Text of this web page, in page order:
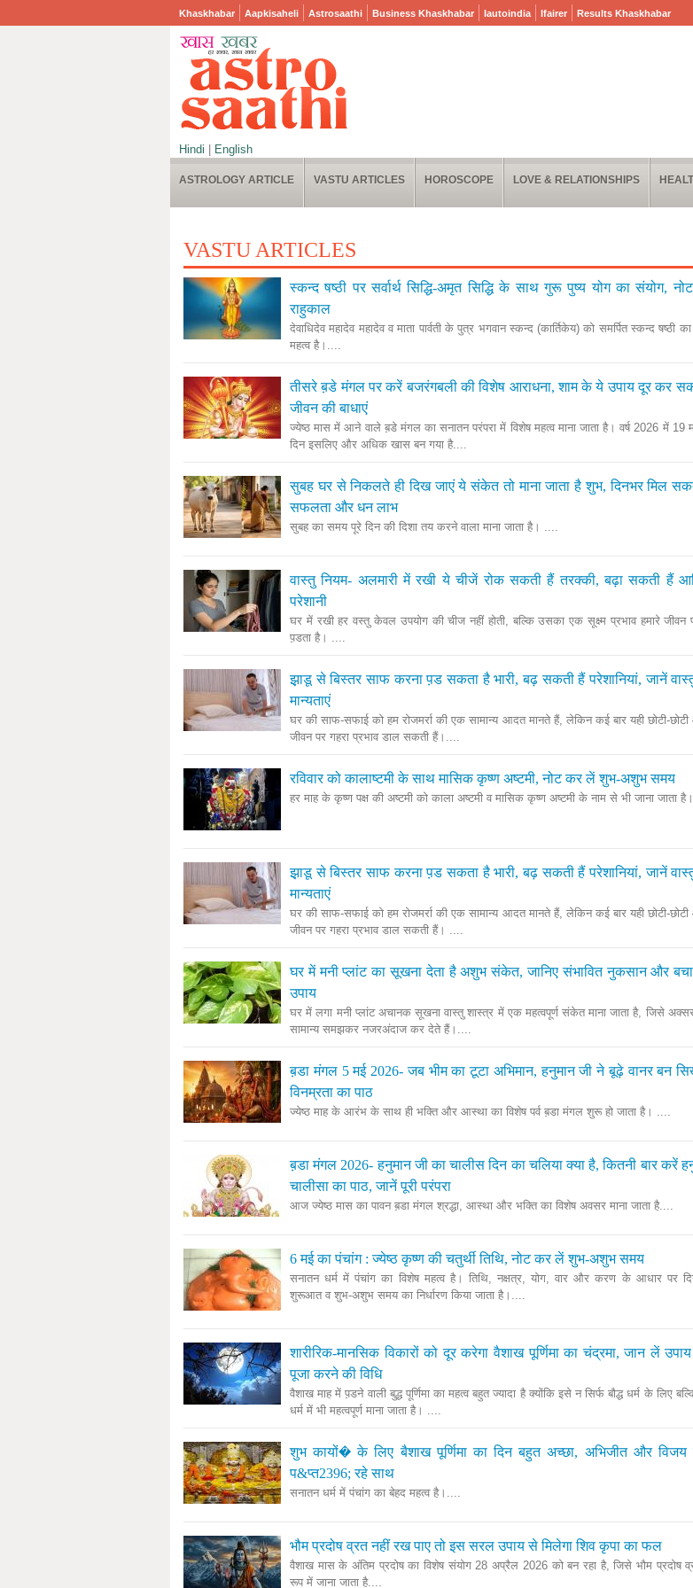
Khaskhabar Aapkisaheli Astrosaathi Business Khaskhabar Iautoindia Ifairer Results Khaskhabar
Hindi English
ASTROLOGY ARTICLE VASTU ARTICLES HOROSCOPE LOVE & RELATIONSHIPS
VASTU ARTICLES
स्कन्द षष्ठी पर सर्वार्थ सिद्धि-अमृत सिद्धि के साथ गुरू पुष्य योग का संयोग,
राहुकाल
देवाधिदेव महादेव महादेव व माता पार्वती के पुत्र भगवान स्कन्द (कार्तिकेय) को समर्पित स्कन्द षष्ठी
महत्व है।....
तीसरे ब़डे मंगल पर करें बजरंगबली की विशेष आराधना, शाम के ये उपाय दूर कर
जीवन की बाधाएं
ज्येष्ठ मास में आने वाले ब़डे मंगल का सनातन परंपरा में विशेष महत्व माना जाता है। वर्ष 2026 में 19
दिन इसलिए और अधिक खास बन गया है....
सुबह घर से निकलते ही दिख जाएं ये संकेत तो माना जाता है शुभ, दिनभर मिल
सफलता और धन लाभ
सुबह का समय पूरे दिन की दिशा तय करने वाला माना जाता है। ....
वास्तु नियम- अलमारी में रखी ये चीजें रोक सकती हैं तरक्की, बढ़ा सकती हैं
परेशानी
घर में रखी हर वस्तु केवल उपयोग की चीज नहीं होती, बल्कि उसका एक सूक्ष्म प्रभाव हमारे जीवन
प़डता है। ....
झ़ाडू से बिस्तर साफ करना प़ड सकता है भारी, बढ़ सकती हैं परेशानियां, जानें
मान्यताएं
घर की साफ-सफाई को हम रोजमर्रा की एक सामान्य आदत मानते हैं, लेकिन कई बार यही छोटी-
जीवन पर गहरा प्रभाव डाल सकती हैं।....
रविवार को कालाष्टमी के साथ मासिक कृष्ण अष्टमी, नोट कर लें शुभ-अशुभ समय
हर माह के कृष्ण पक्ष की अष्टमी को काला अष्टमी व मासिक कृष्ण अष्टमी के नाम से भी जाना जाता
झ़ाडू से बिस्तर साफ करना प़ड सकता है भारी, बढ़ सकती हैं परेशानियां, जानें
मान्यताएं
घर की साफ-सफाई को हम रोजमर्रा की एक सामान्य आदत मानते हैं, लेकिन कई बार यही छोटी-
जीवन पर गहरा प्रभाव डाल सकती हैं। ....
घर में मनी प्लांट का सूखना देता है अशुभ संकेत, जानिए संभावित नुकसान और
उपाय
घर में लगा मनी प्लांट अचानक सूखना वास्तु शास्त्र में एक महत्वपूर्ण संकेत माना जाता है, जिसे
सामान्य समझकर नजरअंदाज कर देते हैं।....
ब़डा मंगल 5 मई 2026- जब भीम का टूटा अभिमान, हनुमान जी ने बूढ़े वानर बन
विनम्रता का पाठ
ज्येष्ठ माह के आरंभ के साथ ही भक्ति और आस्था का विशेष पर्व ब़डा मंगल शुरू हो जाता है। ....
ब़डा मंगल 2026- हनुमान जी का चालीस दिन का चलिया क्या है, कितनी बार करें
चालीसा का पाठ, जानें पूरी परंपरा
आज ज्येष्ठ मास का पावन ब़डा मंगल श्रद्धा, आस्था और भक्ति का विशेष अवसर माना जाता है....
6 मई का पंचांग : ज्येष्ठ कृष्ण की चतुर्थी तिथि, नोट कर लें शुभ-अशुभ समय
सनातन धर्म में पंचांग का विशेष महत्व है। तिथि, नक्षत्र, योग, वार और करण के आधार पर
शुरूआत व शुभ-अशुभ समय का निर्धारण किया जाता है।....
शारीरिक-मानसिक विकारों को दूर करेगा वैशाख पूर्णिमा का चंद्रमा, जान लें
पूजा करने की विधि
वैशाख माह में प़डने वाली बुद्ध पूर्णिमा का महत्व बहुत ज्यादा है क्योंकि इसे न सिर्फ बौद्ध धर्म के लिए
धर्म में भी महत्वपूर्ण माना जाता है। ....
शुभ कायों� के लिए बैशाख पूर्णिमा का दिन बहुत अच्छा, अभिजीत और विजय
प&प्त2396; रहे साथ
सनातन धर्म में पंचांग का बेहद महत्व है।....
भौम प्रदोष व्रत नहीं रख पाए तो इस सरल उपाय से मिलेगा शिव कृपा का फल
वैशाख मास के अंतिम प्रदोष का विशेष संयोग 28 अप्रैल 2026 को बन रहा है, जिसे भौम प्रदोष
रूप में जाना जाता है....